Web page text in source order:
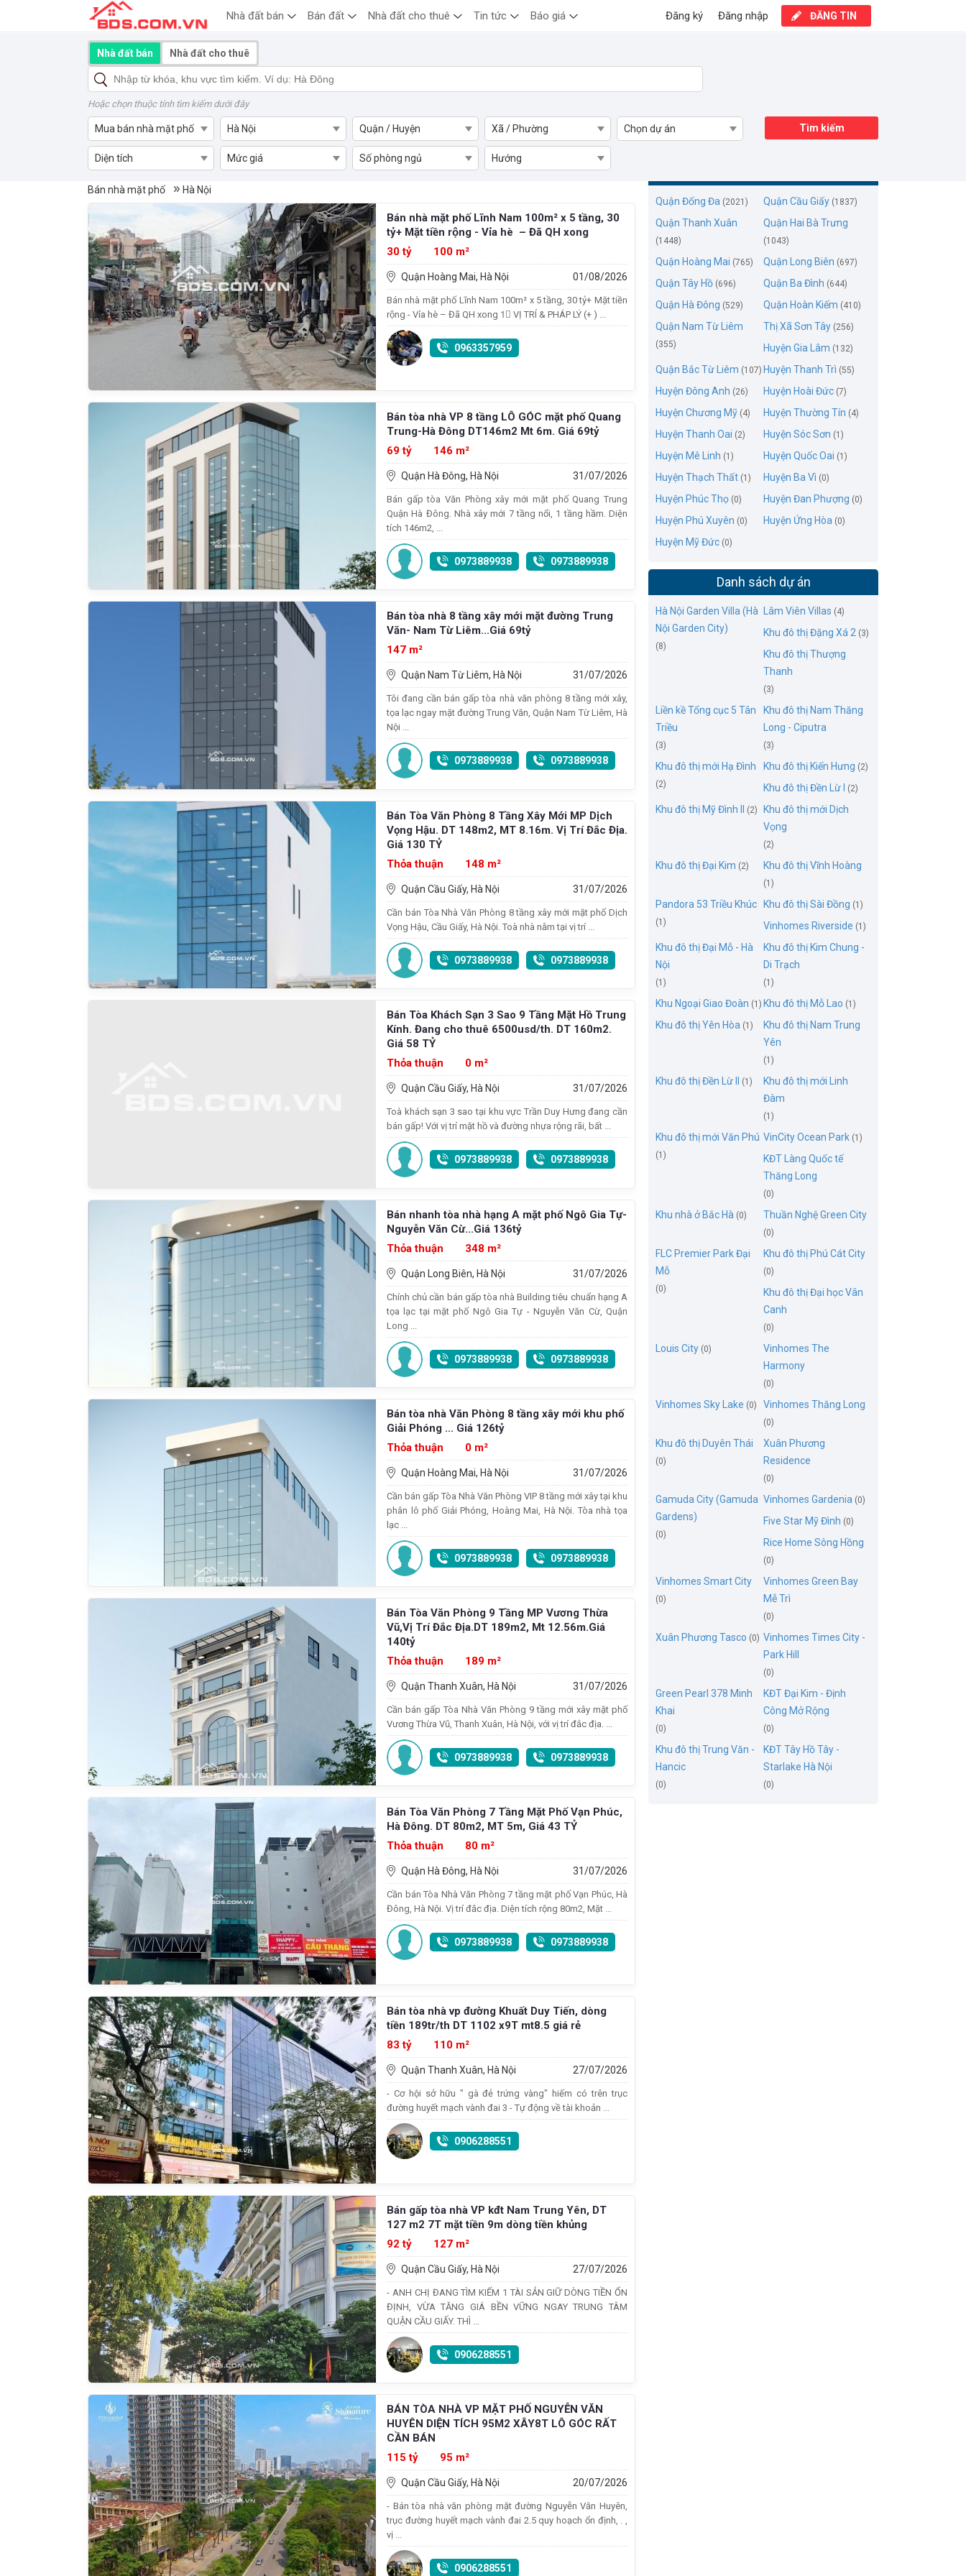
Mua bán nhà mặt phố Hà Nội
Bán nhà mặt phố Hà Nội
Bán nhà mặt phố Lĩnh Nam 100m² x 5 tầng, 30
tỷ+ Mặt tiền rộng - Vỉa hè – Đã QH xong
30 tỷ
100 m²
Quận Hoàng Mai, Hà Nội 01/08/2026
Bán nhà mặt phố Lĩnh Nam 100m² x 5 tầng, 30 tỷ+ Mặt tiền
rộng - Vỉa hè – Đã QH xong 1⃣ VỊ TRÍ & PHÁP LÝ (+ ) ...
0963357959
Bán tòa nhà VP 8 tầng LÔ GÓC mặt phố Quang
Trung-Hà Đông DT146m2 Mt 6m. Giá 69tỷ
69 tỷ
146 m²
Quận Hà Đông, Hà Nội 31/07/2026
Bán gấp tòa Văn Phòng xây mới mặt phố Quang Trung
Quận Hà Đông. Nhà xây mới 7 tầng nổi, 1 tầng hầm. Diện
tích 146m2, ...
0973889938 0973889938
Bán tòa nhà 8 tầng xây mới mặt đường Trung
Văn- Nam Từ Liêm...Giá 69tỷ
147 m²
Quận Nam Từ Liêm, Hà Nội 31/07/2026
Tôi đang cần bán gấp tòa nhà văn phòng 8 tầng mới xây,
tọa lạc ngay mặt đường Trung Văn, Quận Nam Từ Liêm, Hà
Nội ...
0973889938 0973889938
Bán Tòa Văn Phòng 8 Tầng Xây Mới MP Dịch
Vọng Hậu. DT 148m2, MT 8.16m. Vị Trí Đắc Địa.
Giá 130 TỶ
Thỏa thuận
148 m²
Quận Cầu Giấy, Hà Nội 31/07/2026
Cần bán Tòa Nhà Văn Phòng 8 tầng xây mới mặt phố Dịch
Vọng Hậu, Cầu Giấy, Hà Nội. Toà nhà nằm tại vị trí ...
0973889938 0973889938
Bán Tòa Khách Sạn 3 Sao 9 Tầng Mặt Hồ Trung
Kính. Đang cho thuê 6500usd/th. DT 160m2.
Giá 58 TỶ
Thỏa thuận
0 m²
Quận Cầu Giấy, Hà Nội 31/07/2026
Toà khách sạn 3 sao tại khu vực Trần Duy Hưng đang cần
bán gấp! Với vị trí mặt hồ và đường nhựa rộng rãi, bất ...
0973889938 0973889938
Bán nhanh tòa nhà hạng A mặt phố Ngô Gia Tự-
Nguyễn Văn Cừ...Giá 136tỷ
Thỏa thuận
348 m²
Quận Long Biên, Hà Nội 31/07/2026
Chính chủ cần bán gấp tòa nhà Building tiêu chuẩn hạng A
tọa lạc tại mặt phố Ngô Gia Tự - Nguyễn Văn Cừ, Quận
Long ...
0973889938 0973889938
Bán tòa nhà Văn Phòng 8 tầng xây mới khu phố
Giải Phóng ... Giá 126tỷ
Thỏa thuận
0 m²
Quận Hoàng Mai, Hà Nội 31/07/2026
Cần bán gấp Tòa Nhà Văn Phòng VIP 8 tầng mới xây tại khu
phân lô phố Giải Phóng, Hoàng Mai, Hà Nội. Tòa nhà tọa
lạc ...
0973889938 0973889938
Bán Tòa Văn Phòng 9 Tầng MP Vương Thừa
Vũ,Vị Trí Đắc Địa.DT 189m2, Mt 12.56m.Giá
140tỷ
Thỏa thuận
189 m²
Quận Thanh Xuân, Hà Nội 31/07/2026
Cần bán gấp Tòa Nhà Văn Phòng 9 tầng mới xây mặt phố
Vương Thừa Vũ, Thanh Xuân, Hà Nội, với vị trí đắc địa. ...
0973889938 0973889938
Bán Tòa Văn Phòng 7 Tầng Mặt Phố Vạn Phúc,
Hà Đông. DT 80m2, MT 5m, Giá 43 TỶ
Thỏa thuận
80 m²
Quận Hà Đông, Hà Nội 31/07/2026
Cần bán Tòa Nhà Văn Phòng 7 tầng mặt phố Vạn Phúc, Hà
Đông, Hà Nội. Vị trí đắc địa. Diện tích rộng 80m2, Mặt ...
0973889938 0973889938
Bán tòa nhà vp đường Khuất Duy Tiến, dòng
tiền 189tr/th DT 1102 x9T mt8.5 giá rẻ
83 tỷ
110 m²
Quận Thanh Xuân, Hà Nội 27/07/2026
- Cơ hội sở hữu " gà đẻ trứng vàng" hiếm có trên trục
đường huyết mạch vành đai 3 - Tự động về tài khoản ...
0906288551
Bán gấp tòa nhà VP kđt Nam Trung Yên, DT
127 m2 7T mặt tiền 9m dòng tiền khủng
92 tỷ
127 m²
Quận Cầu Giấy, Hà Nội 27/07/2026
- ANH CHỊ ĐANG TÌM KIẾM 1 TÀI SẢN GIỮ DÒNG TIỀN ỔN
ĐỊNH, VỪA TĂNG GIÁ BỀN VỮNG NGAY TRUNG TÂM
QUẬN CẦU GIẤY. THÌ ...
0906288551
BÁN TÒA NHÀ VP MẶT PHỐ NGUYỄN VĂN
HUYÊN DIỆN TÍCH 95M2 XÂY8T LÔ GÓC RẤT
CẦN BÁN
115 tỷ
95 m²
Quận Cầu Giấy, Hà Nội 20/07/2026
- Bán tòa nhà văn phòng mặt đường Nguyễn Văn Huyên,
trục đường huyết mạch vành đai 2.5 quy hoạch ổn định, . ,
vị ...
0906288551
Quận Đống Đa (2021) Quận Cầu Giấy (1837)
Quận Thanh Xuân
(1448)
Quận Hai Bà Trưng
(1043)
Quận Hoàng Mai (765) Quận Long Biên (697)
Quận Tây Hồ (696) Quận Ba Đình (644)
Quận Hà Đông (529) Quận Hoàn Kiếm (410)
Quận Nam Từ Liêm
(355)
Thị Xã Sơn Tây (256)
Huyện Gia Lâm (132)
Quận Bắc Từ Liêm (107) Huyện Thanh Trì (55)
Huyện Đông Anh (26) Huyện Hoài Đức (7)
Huyện Chương Mỹ (4) Huyện Thường Tín (4)
Huyện Thanh Oai (2) Huyện Sóc Sơn (1)
Huyện Mê Linh (1) Huyện Quốc Oai (1)
Huyện Thạch Thất (1) Huyện Ba Vì (0)
Huyện Phúc Thọ (0) Huyện Đan Phượng (0)
Huyện Phú Xuyên (0) Huyện Ứng Hòa (0)
Huyện Mỹ Đức (0)
Danh sách dự án
Hà Nội Garden Villa (Hà
Nội Garden City)
(8)
Lâm Viên Villas (4)
Khu đô thị Đặng Xá 2 (3)
Khu đô thị Thượng
Thanh
(3)
Liền kề Tổng cục 5 Tân
Triều
(3)
Khu đô thị Nam Thăng
Long - Ciputra
(3)
Khu đô thị mới Hạ Đình
(2)
Khu đô thị Kiến Hưng (2)
Khu đô thị Đền Lừ I (2)
Khu đô thị Mỹ Đình II (2)
Khu đô thị mới Dịch
Vọng
(2)
Khu đô thị Đại Kim (2) Khu đô thị Vĩnh Hoàng
(1)
Pandora 53 Triều Khúc
(1)
Khu đô thị Sài Đồng (1)
Vinhomes Riverside (1)
Khu đô thị Đại Mỗ - Hà
Nội
(1)
Khu đô thị Kim Chung -
Di Trạch
(1)
Khu Ngoại Giao Đoàn (1) Khu đô thị Mỗ Lao (1)
Khu đô thị Yên Hòa (1)
Khu đô thị Nam Trung
Yên
(1)
Khu đô thị Đền Lừ II (1)
Khu đô thị mới Linh
Đàm
(1)
Khu đô thị mới Văn Phú
(1)
VinCity Ocean Park (1)
KĐT Làng Quốc tế
Thăng Long
(0)
Khu nhà ở Bắc Hà (0) Thuần Nghệ Green City
(0)
FLC Premier Park Đại
Mỗ
(0)
Khu đô thị Phú Cát City
(0)
Khu đô thị Đại học Vân
Canh
(0)
Louis City (0)
Vinhomes The
Harmony
(0)
Vinhomes Sky Lake (0) Vinhomes Thăng Long
(0)
Khu đô thị Duyên Thái
(0)
Xuân Phương
Residence
(0)
Gamuda City (Gamuda
Gardens)
(0)
Vinhomes Gardenia (0)
Five Star Mỹ Đình (0)
Rice Home Sông Hồng
(0)
Vinhomes Smart City
(0)
Vinhomes Green Bay
Mễ Trì
(0)
Xuân Phương Tasco (0) Vinhomes Times City -
Park Hill
(0)
Green Pearl 378 Minh
Khai
(0)
KĐT Đại Kim - Định
Công Mở Rộng
(0)
Khu đô thị Trung Văn -
Hancic
(0)
KĐT Tây Hồ Tây -
Starlake Hà Nội
(0)
Nhà đất bán Nhà đất cho thuê
Hoặc chọn thuộc tính tìm kiếm dưới đây
Mua bán nhà mặt phố Hà Nội Quận / Huyện Xã / Phường Chọn dự án
Diện tích Mức giá Số phòng ngủ Hướng
Tìm kiếm
Nhà đất bán Bán đất Nhà đất cho thuê Tin tức Báo giá ĐĂNG TIN
Đăng nhập
Đăng ký